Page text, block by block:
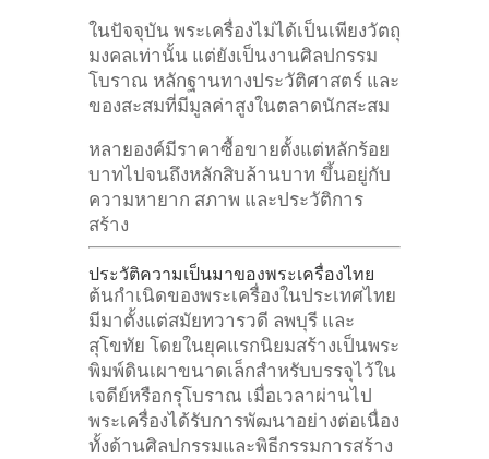
ในปัจจุบัน พระเครื่องไม่ได้เป็นเพียงวัตถุ
มงคลเท่านั้น แต่ยังเป็นงานศิลปกรรม
โบราณ หลักฐานทางประวัติศาสตร์ และ
ของสะสมที่มีมูลค่าสูงในตลาดนักสะสม
หลายองค์มีราคาซื้อขายตั้งแต่หลักร้อย
บาทไปจนถึงหลักสิบล้านบาท ขึ้นอยู่กับ
ความหายาก สภาพ และประวัติการ
สร้าง
ประวัติความเป็นมาของพระเครื่องไทย
ต้นกำเนิดของพระเครื่องในประเทศไทย
มีมาตั้งแต่สมัยทวารวดี ลพบุรี และ
สุโขทัย โดยในยุคแรกนิยมสร้างเป็นพระ
พิมพ์ดินเผาขนาดเล็กสำหรับบรรจุไว้ใน
เจดีย์หรือกรุโบราณ เมื่อเวลาผ่านไป
พระเครื่องได้รับการพัฒนาอย่างต่อเนื่อง
ทั้งด้านศิลปกรรมและพิธีกรรมการสร้าง